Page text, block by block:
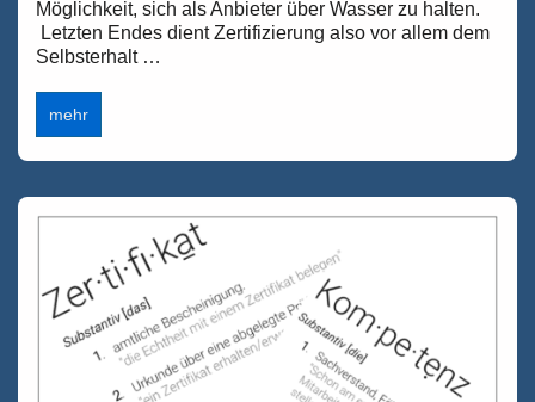
Möglichkeit, sich als Anbieter über Wasser zu halten.
Letzten Endes dient Zertifizierung also vor allem dem
Selbsterhalt …
Im
Weiterbildungsmarkt
Kunden
um
ihre
Kompetenzen
bringt.
mehr